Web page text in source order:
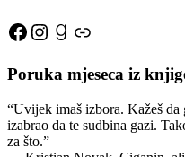
Facebook
Instagram
Goodreads
Link
Poruka mjeseca iz
“Uvijek imaš izbora. Kažeš da
izabrao da te sudbina gazi.
za što.”